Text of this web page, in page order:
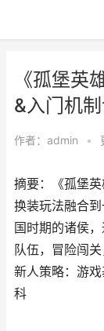
《孤堡英
&入门机
作者： admin •
摘要：《孤堡
换装玩法融合
国时期的诸侯
队伍，冒险闯
新人策略：游
科